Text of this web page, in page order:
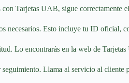
con Tarjetas UAB, sigue
necesarios. Esto incluye tu ID oficial,
Lo encontrarás en la web de
Llama al servicio al cliente